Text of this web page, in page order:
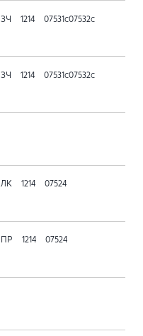
ЗЧ 1214 07531с07532с
ЗЧ 1214 07531с07532с
ЛК 1214 07524
ПР 1214 07524